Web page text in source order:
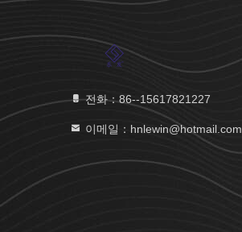
전화：86--15617821227
이메일：hnlewin@hotmail.com